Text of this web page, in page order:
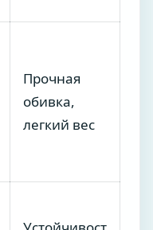
Прочная
обивка,
легкий вес